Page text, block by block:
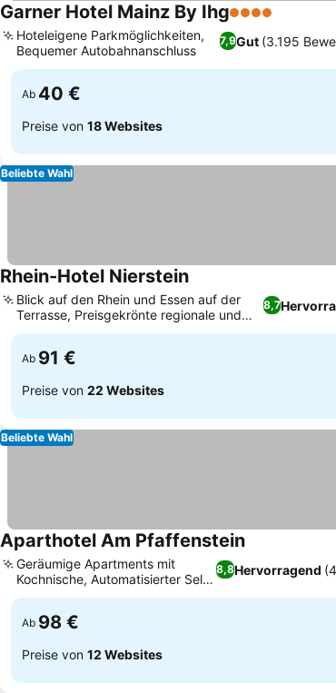
Garner Hotel Mainz By Ihg4 Sterne
7,9Gut (3.195
Hoteleigene Parkmöglichkeiten,
Bequemer Autobahnanschluss
Ab 40 €
Preise von 18 Websites
Beliebte Wahl
Rhein-Hotel Nierstein
8,7
Blick auf den Rhein und Essen auf der
Terrasse, Preisgekrönte regionale und
internationale Küche
Ab 91 €
Preise von 22 Websites
Beliebte Wahl
Aparthotel Am Pfaffenstein
8,8Hervorragend
Geräumige Apartments mit
Kochnische, Automatisierter Self-
Check-in
Ab 98 €
Preise von 12 Websites